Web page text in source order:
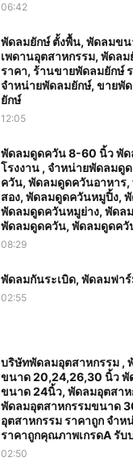
06:42
พัดลมยักษ์ ตั้งพื้น, พัดลมข
เพดานอุตสาหกรรม, พัดล
ราคา, ร้านขายพัดลมยักษ์
จำหน่ายพัดลมยักษ์, ขายพั
ยักษ์
12:05
พัดลมดูดควัน 8-60 นิ้ว พั
โรงงาน , จำหน่ายพัดลมดู
ควัน, พัดลมดูดควันอาหาร
สอง, พัดลมดูดควันหมูปิ้ง,
พัดลมดูดควันหมูย่าง, พัดล
พัดลมดูดควัน, พัดลมดูดควั
08:29
พัดลมกันระเบิด, พัดลมฟา
02:55
บริษัทพัดลมอุตสาหกรรม ,
ขนาด 20,24,26,30 นิ้ว พั
ขนาด 24นิ้ว, พัดลมอุตสา
พัดลมอุตสาหกรรมขนาด
อุตสาหกรรม ราคาถูก จำห
ราคาถูกคุณภาพเกรดA รับ
02:50